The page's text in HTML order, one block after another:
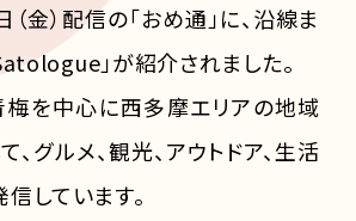
金）配信の「おめ通」に、沿線ま
」が紹介されました。
梅を中心に西多摩エリアの地域
、グルメ、観光、アウトドア、生活
しています。